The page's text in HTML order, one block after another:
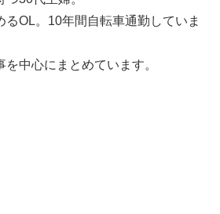
るOL。10年間自転車通勤していま
中心にまとめています。